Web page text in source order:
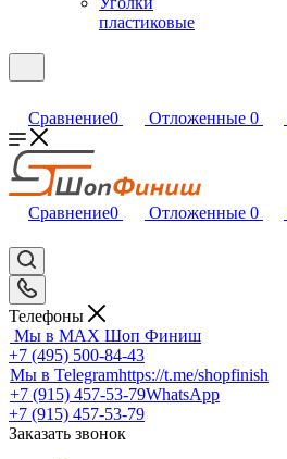
пластиковые
Сравнение0 Отложенные 0
Сравнение0 Отложенные 0
Телефоны
Мы в MAX Шоп Финиш
+7 (495) 500-84-43
Мы в Telegramhttps://t.me/shopfinish
+7 (915) 457-53-79WhatsApp
+7 (915) 457-53-79
Заказать звонок